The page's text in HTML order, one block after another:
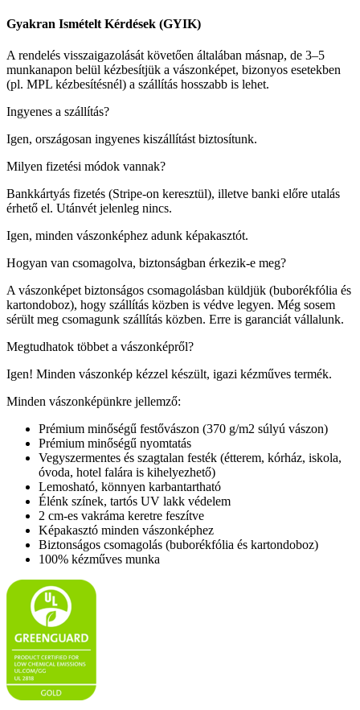
Gyakran Ismételt Kérdések (GYIK)
A rendelés visszaigazolását követően általában másnap, de 3–5
munkanapon belül kézbesítjük a vászonképet, bizonyos esetekben
(pl. MPL kézbesítésnél) a szállítás hosszabb is lehet.
Ingyenes a szállítás?
Igen, országosan ingyenes kiszállítást biztosítunk.
Milyen fizetési módok vannak?
Bankkártyás fizetés (Stripe-on keresztül), illetve banki előre utalás
érhető el. Utánvét jelenleg nincs.
Igen, minden vászonképhez adunk képakasztót.
Hogyan van csomagolva, biztonságban érkezik-e meg?
A vászonképet biztonságos csomagolásban küldjük (buborékfólia és
kartondoboz), hogy szállítás közben is védve legyen. Még sosem
sérült meg csomagunk szállítás közben. Erre is garanciát vállalunk.
Megtudhatok többet a vászonképről?
Igen! Minden vászonkép kézzel készült, igazi kézműves termék.
Minden vászonképünkre jellemző:
Prémium minőségű festővászon (370 g/m2 súlyú vászon)
Prémium minőségű nyomtatás
Vegyszermentes és szagtalan festék (étterem, kórház, iskola,
óvoda, hotel falára is kihelyezhető)
Lemosható, könnyen karbantartható
Élénk színek, tartós UV lakk védelem
2 cm-es vakráma keretre feszítve
Képakasztó minden vászonképhez
Biztonságos csomagolás (buborékfólia és kartondoboz)
100% kézműves munka